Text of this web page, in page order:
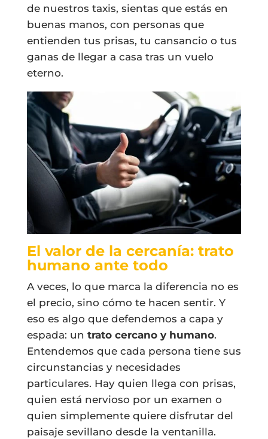
de nuestros taxis, sientas que estás en
buenas manos, con personas que
entienden tus prisas, tu cansancio o tus
ganas de llegar a casa tras un vuelo
eterno.
El valor de la cercanía: trato
humano ante todo
A veces, lo que marca la diferencia no es
el precio, sino cómo te hacen sentir. Y
eso es algo que defendemos a capa y
espada: un trato cercano y humano.
Entendemos que cada persona tiene sus
circunstancias y necesidades
particulares. Hay quien llega con prisas,
quien está nervioso por un examen o
quien simplemente quiere disfrutar del
paisaje sevillano desde la ventanilla.